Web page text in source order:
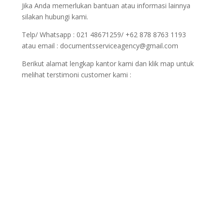
Jika Anda memerlukan bantuan atau informasi lainnya
silakan hubungi kami.
Telp/ Whatsapp : 021 48671259/ +62 878 8763 1193
atau email : documentsserviceagency@gmail.com
Berikut alamat lengkap kantor kami dan klik map untuk
melihat terstimoni customer kami :